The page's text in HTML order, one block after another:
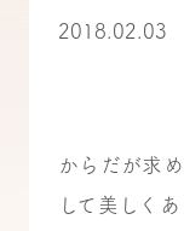
2018.02.03
からだが求
して美しく